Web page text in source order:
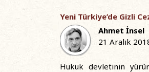
Yeni Türkiye’de Gizli
Ahmet İnsel
21 Aralık
Hukuk devletinin